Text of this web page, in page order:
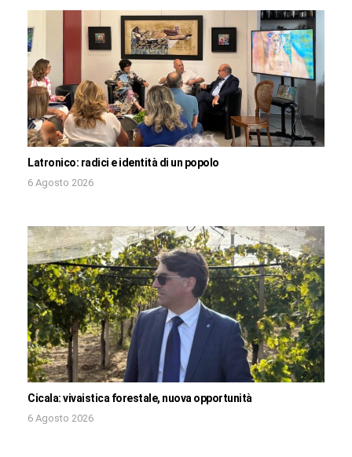
Latronico: radici e identità di un popolo
6 Agosto 2026
Cicala: vivaistica forestale, nuova opportunità
6 Agosto 2026